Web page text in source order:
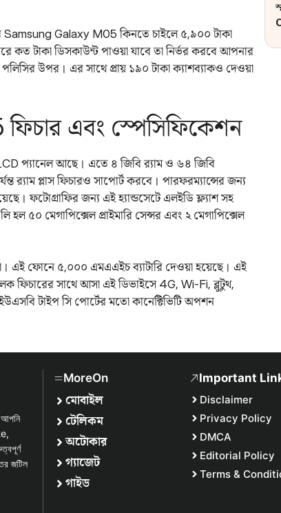
Samsung Galaxy M05 কিনতে চাইলে ৫,৯০০ টাকা
কত টাকা ডিসকাউন্ট পাওয়া যাবে তা নির্ভর করবে আপনার
উপর। এর সাথে প্রায় ১৯০ টাকা ক্যাশব্যাকও দেওয়া
এবং স্পেসিফিকেশন
LCD প্যানেল আছে। এতে ৪ জিবি র‌্যাম ও ৬৪ জিবি
র‌্যাম প্লাস ফিচারও সাপোর্ট করবে। পারফরম্যান্সের জন্য
ফটোগ্রাফির জন্য এই হ্যান্ডসেটে এলইডি ফ্ল্যাশ সহ
৫০ মেগাপিক্সেল প্রাইমারি সেন্সর এবং ২ মেগাপিক্সেল
এই ফোনে ৫,০০০ এমএএইচ ব্যাটারি দেওয়া হয়েছে। এই
ফিচারের সাথে আসা এই ডিভাইসে 4G, Wi-Fi, ব্লুটুথ,
টাইপ সি পোর্টের মতো কানেক্টিভিটি অপশন
আপনি
জটিল
MoreOn
মোবাইল
টেলিকম
অটোকার
গ্যাজেট
গাইড
Important
Disclaimer
Privacy Policy
DMCA
Editorial Policy
Terms &